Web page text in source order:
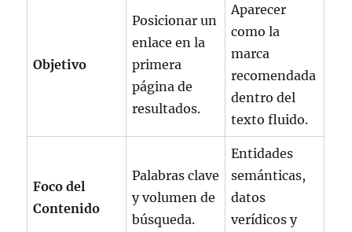
Objetivo
Posicionar un
enlace en la
primera
página de
resultados.
Aparecer
como la
marca
recomendada
dentro del
texto fluido.
Foco del
Contenido
Palabras clave
y volumen de
búsqueda.
Entidades
semánticas,
datos
verídicos y